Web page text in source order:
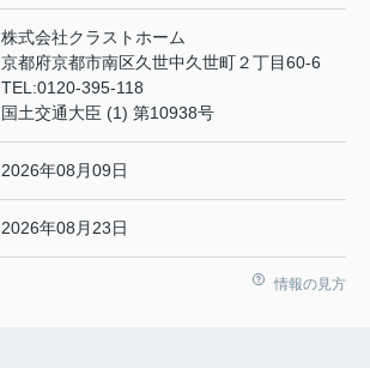
株式会社クラストホーム
京都府京都市南区久世中久世町２丁目60-6
TEL:0120-395-118
国土交通大臣 (1) 第10938号
2026年08月09日
2026年08月23日
情報の見方